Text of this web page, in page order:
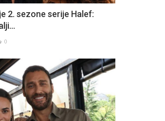
2. sezone serije Halef:
0